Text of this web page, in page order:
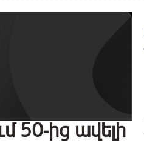
50-ից ավելի